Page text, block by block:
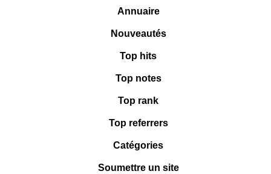
Annuaire
Nouveautés
Top hits
Top notes
Top rank
Top referrers
Catégories
Soumettre un site